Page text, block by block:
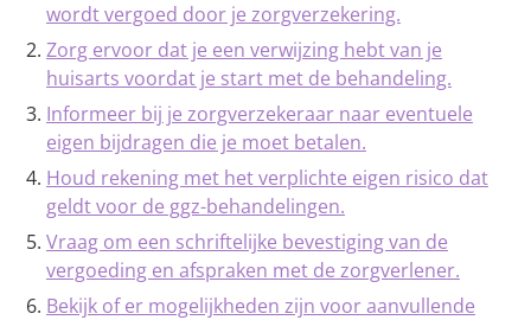
wordt vergoed door je zorgverzekering.
Zorg ervoor dat je een verwijzing hebt van je
huisarts voordat je start met de behandeling.
Informeer bij je zorgverzekeraar naar eventuele
eigen bijdragen die je moet betalen.
Houd rekening met het verplichte eigen risico dat
geldt voor de ggz-behandelingen.
Vraag om een schriftelijke bevestiging van de
vergoeding en afspraken met de zorgverlener.
Bekijk of er mogelijkheden zijn voor aanvullende